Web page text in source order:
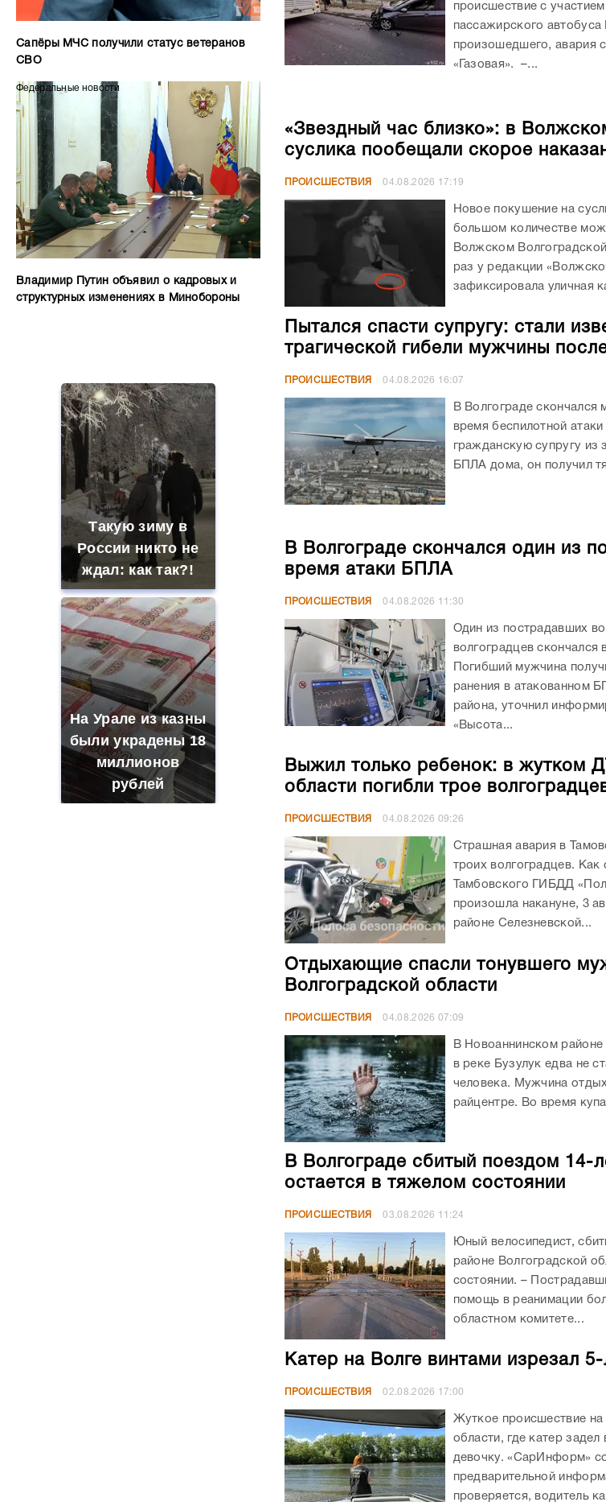
Сапёры МЧС получили статус ветеранов
СВО
Федеральные новости
Владимир Путин объявил о кадровых и
структурных изменениях в Минобороны
Такую зиму в
России никто не
ждал: как так?!
На Урале из казны
были украдены 18
миллионов
рублей
происшествие с
пассажирского
произошедшего, авария
«Газовая». –...
«Звездный час близко»: в
суслика пообещали скорое
ПРОИСШЕСТВИЯ 04.08.2026 17:19
Новое покушение на
большом количестве
Волжском
раз у редакции
зафиксировала уличная
Пытался спасти супругу: стали
трагической гибели мужчины
ПРОИСШЕСТВИЯ 04.08.2026 16:07
В Волгограде скончался
время беспилотной
гражданскую супругу из
БПЛА дома, он получил
В Волгограде скончался один из
время атаки БПЛА
ПРОИСШЕСТВИЯ 04.08.2026 11:30
Один из пострадавших
волгоградцев
Погибший мужчина
ранения в атакованном
района, уточнил
«Высота...
Выжил только ребенок: в жутком
области погибли трое
ПРОИСШЕСТВИЯ 04.08.2026 09:26
Страшная авария в
троих волгоградцев.
Тамбовского ГИБДД
произошла накануне, 3
районе Селезневской...
Отдыхающие спасли тонувшего
Волгоградской области
ПРОИСШЕСТВИЯ 04.08.2026 07:09
В Новоаннинском районе
в реке Бузулук едва не
человека. Мужчина
райцентре. Во время
В Волгограде сбитый поездом 14-
остается в тяжелом состоянии
ПРОИСШЕСТВИЯ 03.08.2026 11:24
Юный велосипедист,
районе Волгоградской
состоянии. –
помощь в реанимации
областном комитете...
Катер на Волге винтами изрезал
ПРОИСШЕСТВИЯ 02.08.2026 17:00
Жуткое происшествие на
области, где катер
девочку. «СарИнформ»
предварительной
проверяется, водитель